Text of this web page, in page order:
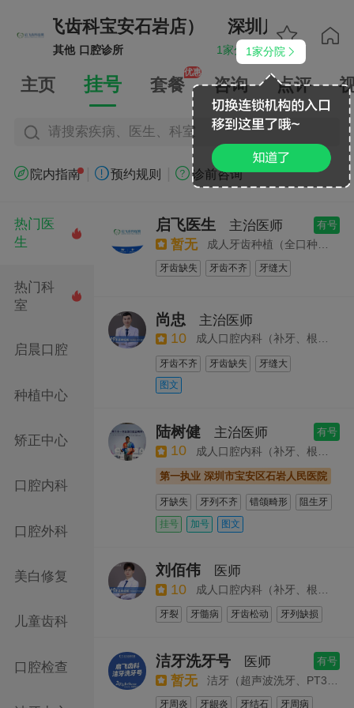
（启飞齿科宝安石岩店） 深圳启晨口腔
其他 口腔诊所 1家分院 
 
1家分院 
主页 挂号 套餐
优惠
咨询 点评
请搜索疾病、医生、科室
 院内指南 预约规则 诊前咨询
热门医
生

热门科
室

启晨口腔
种植中心
矫正中心
口腔内科
口腔外科
美白修复
儿童齿科
口腔检查
启飞医生 主治医师 有号
暂无
牙齿缺失 牙齿不齐
牙缝大
牙列不齐
数字化精准微创种植技术
美学区种植
缺失牙种植
磨牙即刻种植手术
口腔种植
种植修复
微创无痛拔牙
瓷贴面等固定义齿修复
树脂补牙
尚忠 主治医师
10 成人口腔内科（补牙、根管治疗、牙周治疗、牙龈炎、牙周炎）
牙齿不齐 牙齿缺失
牙缝大
牙列缺损
种植修复
美学树脂充填
拔牙
图文
陆树健 主治医师 有号
10
第一执业 深圳市宝安区石岩人民医院
牙缺失 牙列不齐 错颌畸形
阻生牙
牙体缺损
埋伏牙
牙列缺损
各种烤瓷冠桥
挂号 加号 图文
刘佰伟 医师
10
牙裂 牙髓病 牙齿松动
牙列缺损
牙周牙髓联合病变
牙周萎缩
牙周炎
拔牙
洁牙洗牙号 医师 有号
暂无
牙周炎 牙龈炎 牙结石 牙周病